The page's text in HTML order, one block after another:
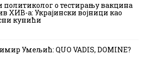
политиколог о тестирању вакцина
ХИВ-а: Украјински војници као
кунићи
Умељић: QUO VADIS, DOMINE?